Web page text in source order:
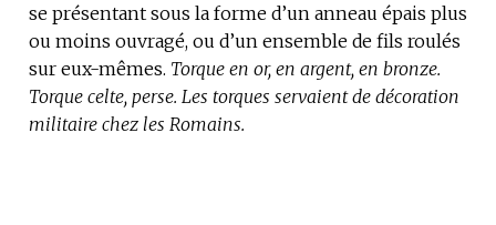
DE
DOMAINE
:
se présentant sous la forme d’un anneau épais plus
ou moins ouvragé, ou d’un ensemble de fils roulés
sur eux-mêmes. Torque en or, en argent, en bronze.
Torque celte, perse. Les torques servaient de décoration
militaire chez les Romains.